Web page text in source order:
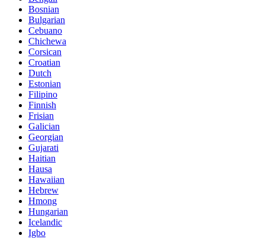
Bosnian
Bulgarian
Cebuano
Chichewa
Corsican
Croatian
Dutch
Estonian
Filipino
Finnish
Frisian
Galician
Georgian
Gujarati
Haitian
Hausa
Hawaiian
Hebrew
Hmong
Hungarian
Icelandic
Igbo